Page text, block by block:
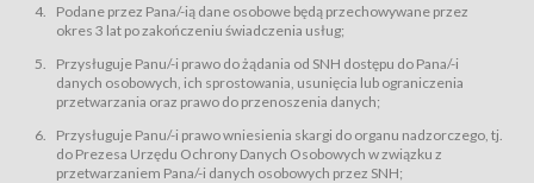
usługę utrzymywania konta użytkownika w Serwisie,
usługę newsletter,
usługę zawierania na odległość umów nabycia Karnetów i Biletów,
usługę zawierania na odległość umów sprzedaży w Sklepie.
dnia 18 lipca 2002 r. o świadczeniu usług drogą elektroniczną (Dz.U. z 2002
r., Nr 144, poz. 1204, z późń. zm.). Usługi świadczone są nieodpłatnie.
Na zasadach określonych w Regulaminie dostęp do Serwisu jest otwarty dla
Podane przez Pana/-ią dane osobowe będą przechowywane przez
okres 3 lat po zakończeniu świadczenia usług;
Przysługuje Panu/-i prawo do żądania od SNH dostępu do Pana/-i
danych osobowych, ich sprostowania, usunięcia lub ograniczenia
przetwarzania oraz prawo do przenoszenia danych;
Przysługuje Panu/-i prawo wniesienia skargi do organu nadzorczego, tj.
do Prezesa Urzędu Ochrony Danych Osobowych w związku z
przetwarzaniem Pana/-i danych osobowych przez SNH;